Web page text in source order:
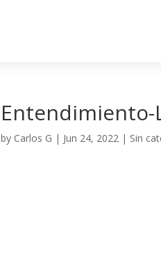
Entendimiento-
by Carlos G | Jun 24, 2022 | Sin